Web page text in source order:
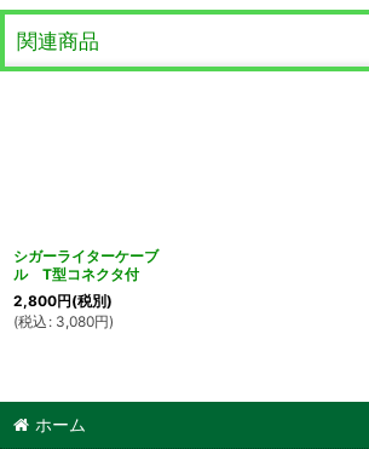
関連商品
シガーライターケーブ
ル T型コネクタ付
2,800円(税別)
(税込 : 3,080円)
ホーム